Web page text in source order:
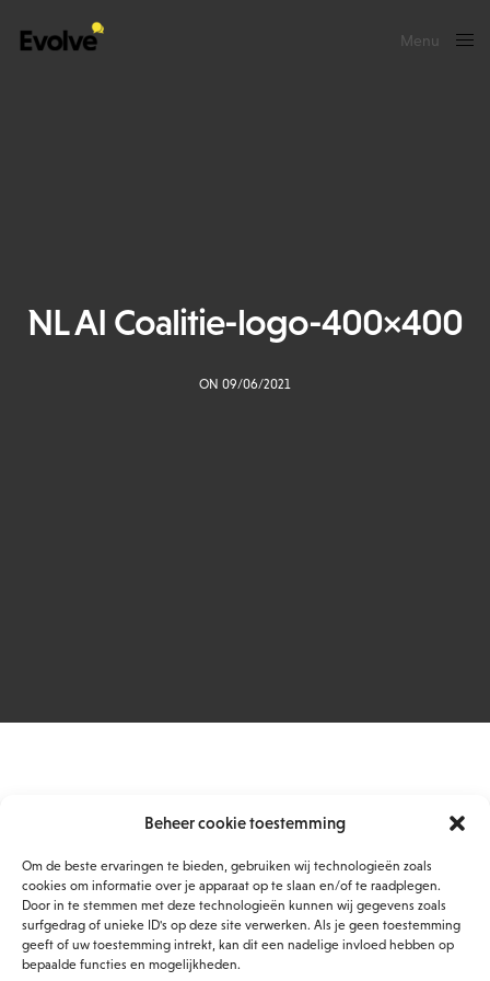
Beheer cookie toestemming
Om de beste ervaringen te bieden, gebruiken wij technologieën zoals
cookies om informatie over je apparaat op te slaan en/of te raadplegen.
Door in te stemmen met deze technologieën kunnen wij gegevens zoals
surfgedrag of unieke ID's op deze site verwerken. Als je geen toestemming
geeft of uw toestemming intrekt, kan dit een nadelige invloed hebben op
bepaalde functies en mogelijkheden.
Menu
NL AI Coalitie-logo-400×400
ON 09/06/2021